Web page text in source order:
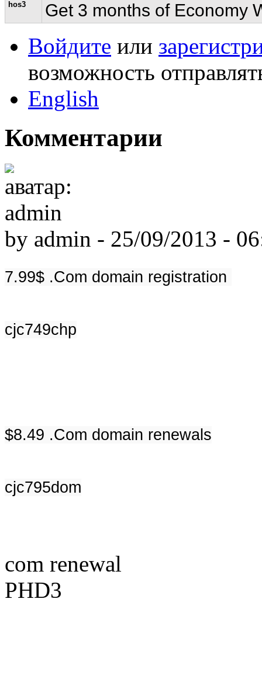
hos3 Get 3 months of Economy
Войдите или
возможность
English
Комментарии
by admin - 25/09/2013 -
7.99$ .Com domain registration
cjc749chp
$8.49 .Com domain renewals
cjc795dom
com renewal
PHD3